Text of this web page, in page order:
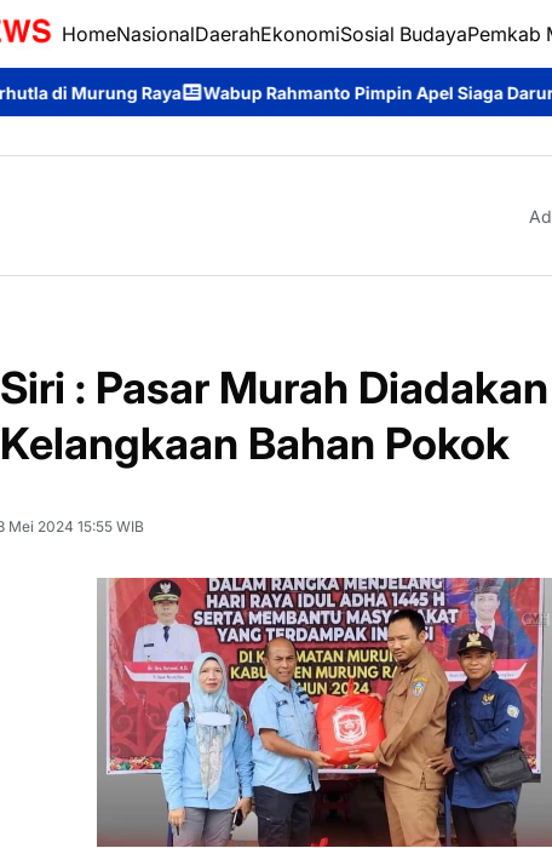
HomeNasionalDaerahEkonomiSosial BudayaPemkab
Wabup Rahmanto Pimpin Apel Siaga Darurat Karhutla, Ajak
Ad
: Pasar Murah
Bahan Pokok
Mei 2024 15:55 WIB